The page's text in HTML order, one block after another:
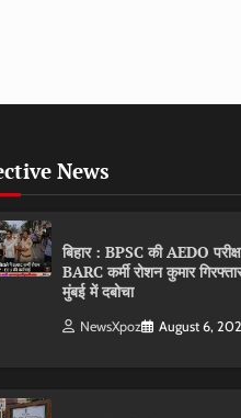
News
बिहार : BPSC की AEDO
BARC कर्मी रोशन कुमार
मुंबई में दबोचा
NewsXpoz August 6,